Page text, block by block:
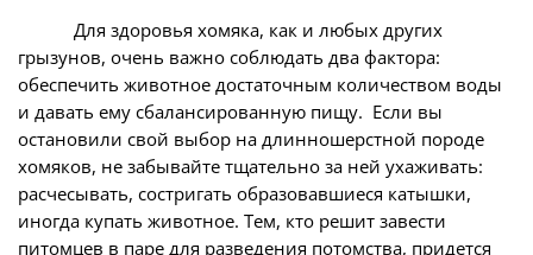
Для здоровья хомяка, как и любых других
грызунов, очень важно соблюдать два фактора:
обеспечить животное достаточным количеством воды
и давать ему сбалансированную пищу. Если вы
остановили свой выбор на длинношерстной породе
хомяков, не забывайте тщательно за ней ухаживать:
расчесывать, состригать образовавшиеся катышки,
иногда купать животное. Тем, кто решит завести
питомцев в паре для разведения потомства, придется